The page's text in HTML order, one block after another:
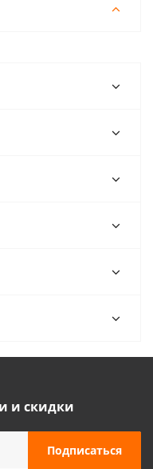
и скидки